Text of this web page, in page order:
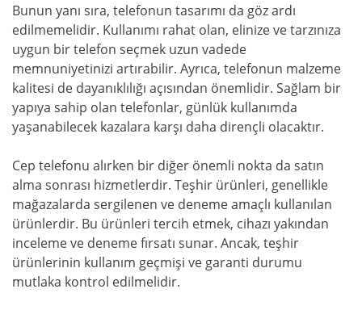
Bunun yanı sıra, telefonun tasarımı da göz ardı
edilmemelidir. Kullanımı rahat olan, elinize ve tarzınıza
uygun bir telefon seçmek uzun vadede
memnuniyetinizi artırabilir. Ayrıca, telefonun malzeme
kalitesi de dayanıklılığı açısından önemlidir. Sağlam bir
yapıya sahip olan telefonlar, günlük kullanımda
yaşanabilecek kazalara karşı daha dirençli olacaktır.
Cep telefonu alırken bir diğer önemli nokta da satın
alma sonrası hizmetlerdir. Teşhir ürünleri, genellikle
mağazalarda sergilenen ve deneme amaçlı kullanılan
ürünlerdir. Bu ürünleri tercih etmek, cihazı yakından
inceleme ve deneme fırsatı sunar. Ancak, teşhir
ürünlerinin kullanım geçmişi ve garanti durumu
mutlaka kontrol edilmelidir.